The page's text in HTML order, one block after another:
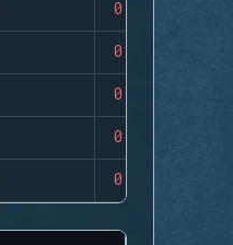
0
0
0
0
0